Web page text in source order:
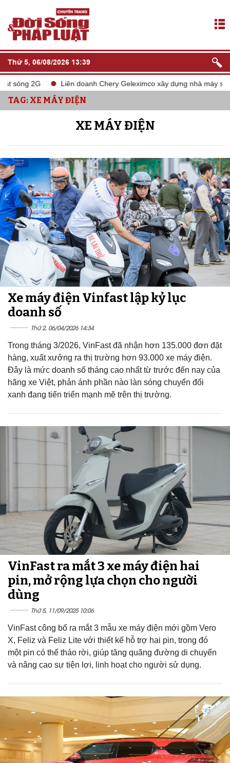
Thứ 5, 06/08/2026 13:39
Liên doanh Chery Geleximco xây dựng nhà máy sản xuất ô tô tại
TAG: XE MÁY ĐIỆN
XE MÁY ĐIỆN
Xe máy điện Vinfast lập kỷ lục
doanh số
Thứ 2, 06/04/2026 14:34
Trong tháng 3/2026, VinFast đã nhận hơn 135.000 đơn đặt
hàng, xuất xưởng ra thị trường hơn 93.000 xe máy điện.
Đây là mức doanh số tháng cao nhất từ trước đến nay của
hãng xe Việt, phản ánh phần nào làn sóng chuyển đổi
xanh đang tiến triển mạnh mẽ trên thị trường.
VinFast ra mắt 3 xe máy điện hai
pin, mở rộng lựa chọn cho người
dùng
Thứ 5, 11/09/2025 10:06
VinFast công bố ra mắt 3 mẫu xe máy điện mới gồm Vero
X, Feliz và Feliz Lite với thiết kế hỗ trợ hai pin, trong đó
một pin có thể tháo rời, giúp tăng quãng đường di chuyển
và nâng cao sự tiện lợi, linh hoạt cho người sử dụng.